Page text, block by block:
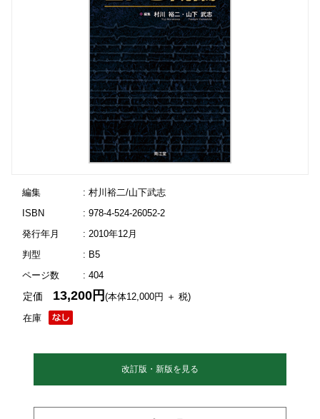
編集
: 村川裕二/山下武志
ISBN
: 978-4-524-26052-2
発行年月
: 2010年12月
判型
: B5
ページ数
: 404
在庫
定価 13,200円(本体12,000円 ＋ 税)
改訂版・新版を見る